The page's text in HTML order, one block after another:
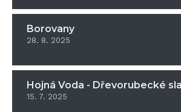
Borovany
28. 8. 2025
Hojná Voda - Dřevorubecké
15. 7. 2025